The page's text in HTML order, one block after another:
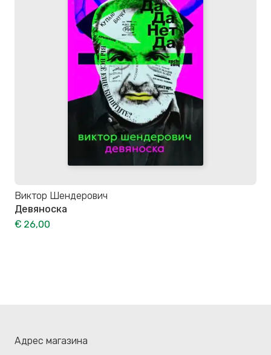
Виктор Шендерович
Девяноска
€ 26,00
Адрес магазина